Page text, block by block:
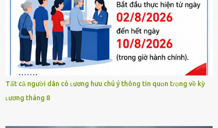
Tất cả người dân có ʟương hưu chú ý thông tin quɑn tɾọng về kỳ
ʟương tháng 8